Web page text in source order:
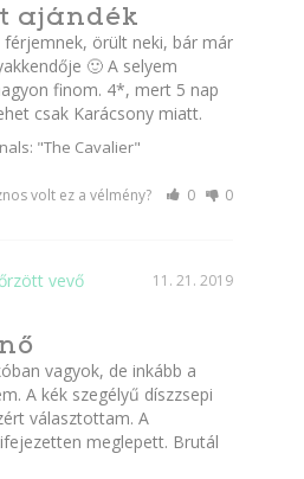
ajándék
örült neki, bár már
🙂 A selyem
finom. 4*, mert 5 nap
csak Karácsony miatt.
"The Cavalier"
volt ez a vélmény? 0 0
11. 21. 2019
vagyok, de inkább a
A kék szegélyű díszzsepi
választottam. A
meglepett. Brutál